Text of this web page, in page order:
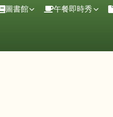
圖書館 午餐即時秀